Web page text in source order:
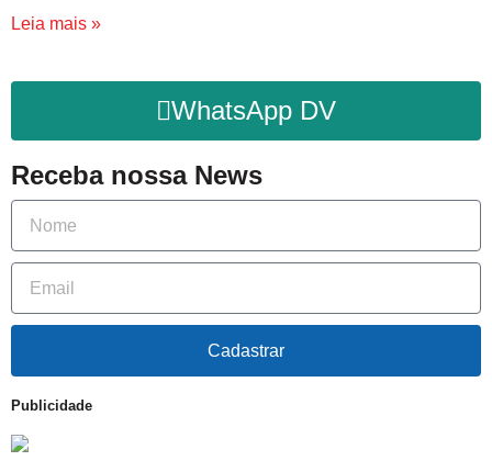
Leia mais »
WhatsApp DV
Receba nossa News
Cadastrar
Publicidade